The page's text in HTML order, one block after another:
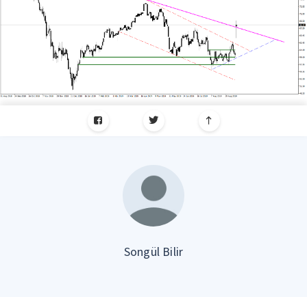
Songül Bilir